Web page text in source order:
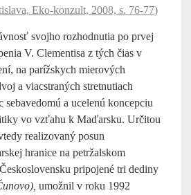
Eko-konzult, 2008, s. 76-77)
svojho rozhodnutia po prvej
V. Clementisa z tých čias v
na parížskych mierových
a viacstraných stretnutiach
sebavedomú a ucelenú koncepciu
vo vzťahu k Maďarsku. Určitou
realizovaný posun
hranice na petržalskom
pripojené tri dediny
umožnil v roku 1992